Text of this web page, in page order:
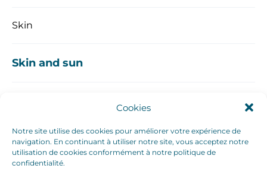
Cookies
Notre site utilise des cookies pour améliorer votre expérience de
navigation. En continuant à utiliser notre site, vous acceptez notre
utilisation de cookies conformément à notre politique de
confidentialité.
Skin
Skin and sun